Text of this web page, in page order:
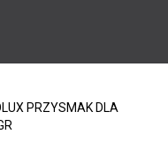
PRZYSMAK DLA